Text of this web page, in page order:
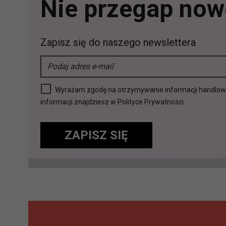
Nie przegap
Zapisz się do naszego newslettera
Wyrażam zgodę na otrzymywanie informacji
informacji znajdziesz w Polityce Prywatności.
ZAPISZ SIĘ
Jakie są podstawy prawne
Podstawą prawną przetwarzania
analizowania ich i
(tymi umowami są zazwyczaj
prawną dla pomiarów
Przetwarzanie Twoich danych w
zgody.